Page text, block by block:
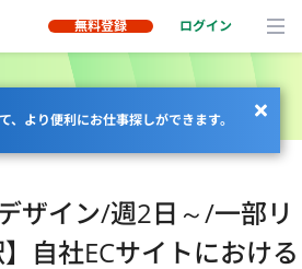
無料登録 ログイン
、より便利にお仕事探しができます。
ザイン/週2日～/一部リ
自社ECサイトにおける